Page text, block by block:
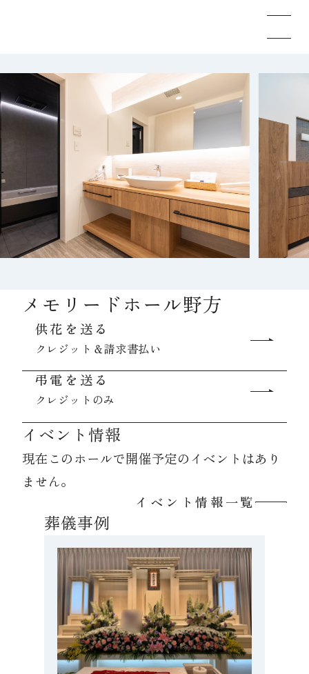
メモリードのお葬式について
葬儀の流れ
事例
施設案内
お知らせ
資料請求
お見積もり
お問合わせ
メモリードホール野方
供花を送る
クレジット＆請求書払い
弔電を送る
クレジットのみ
イベント情報
現在このホールで開催予定のイベントはあり
ません。
イベント情報一覧
葬儀事例